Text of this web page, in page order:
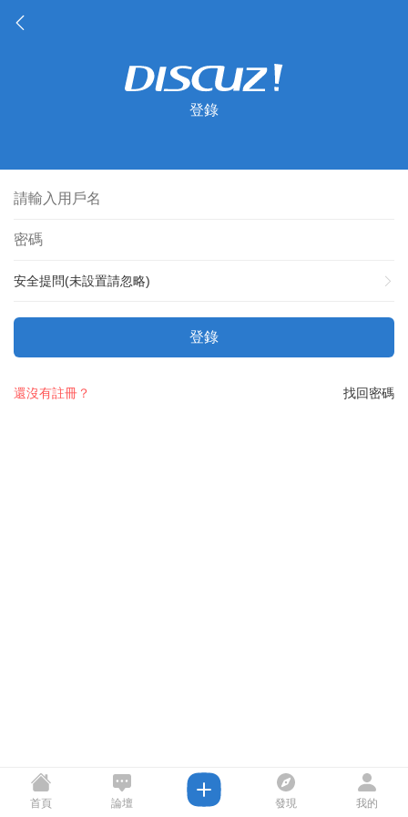
登錄
安全提問(未設置請忽略)
登錄
找回密碼
還沒有註冊？
首頁 論壇 發現 我的